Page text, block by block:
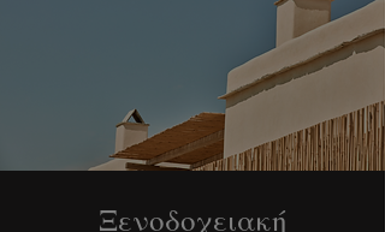
Ξενοδοχειακή